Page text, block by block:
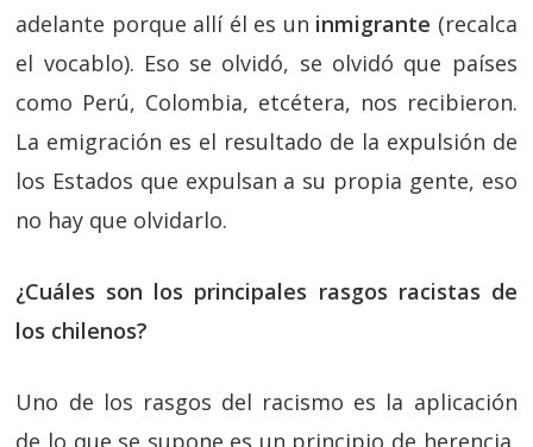
adelante porque allí él es un inmigrante (recalca
el vocablo). Eso se olvidó, se olvidó que países
como Perú, Colombia, etcétera, nos recibieron.
La emigración es el resultado de la expulsión de
los Estados que expulsan a su propia gente, eso
no hay que olvidarlo.
¿Cuáles son los principales rasgos racistas de
los chilenos?
Uno de los rasgos del racismo es la aplicación
de lo que se supone es un principio de herencia,